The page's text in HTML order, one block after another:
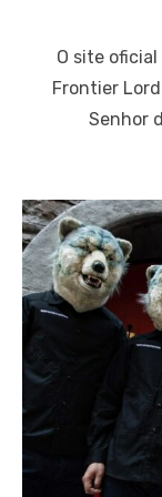
O site
Frontier
Senhor